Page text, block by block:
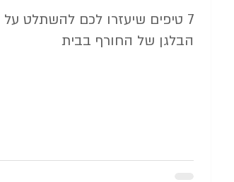
7 טיפים שיעזרו לכם להשתלט על
הבלגן של החורף בבית